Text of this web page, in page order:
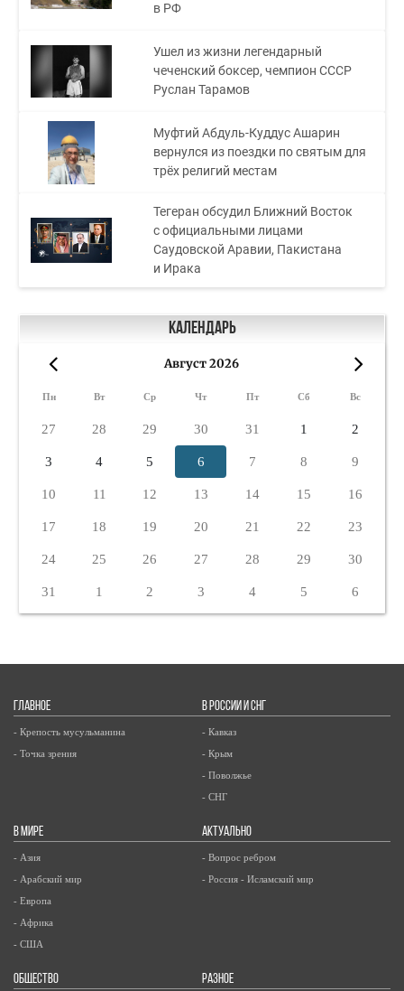
в РФ
Ушел из жизни легендарный
чеченский боксер, чемпион СССР
Руслан Тарамов
Муфтий Абдуль-Куддус Ашарин
вернулся из поездки по святым для
трёх религий местам
Тегеран обсудил Ближний Восток
с официальными лицами
Саудовской Аравии, Пакистана
и Ирака
Календарь
Август 2026
Пн Вт Ср Чт Пт Сб Вс
27 28 29 30 31 1 2
3 4 5 6 7 8 9
10 11 12 13 14 15 16
17 18 19 20 21 22 23
24 25 26 27 28 29 30
31 1 2 3 4 5 6
ГЛАВНОЕ
- Крепость мусульманина
- Точка зрения
В РОССИИ И СНГ
- Кавказ
- Крым
- Поволжье
- СНГ
В МИРЕ
- Азия
- Арабский мир
- Европа
- Африка
- США
АКТУАЛЬНО
- Вопрос ребром
- Россия - Исламский мир
ОБЩЕСТВО РАЗНОЕ